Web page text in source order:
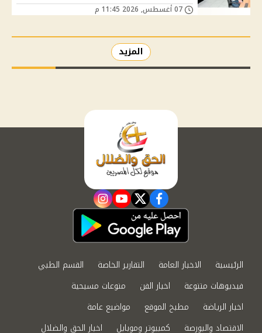
المزيد
facebook
twitter
youtube
instagram
الرئيسية الاخبار العامة التقارير الخاصة
القسم الطبي
فيديوهات متنوعة
اخبار الفن
منوعات مسيحية
اخبار الرياضة
مطبخ الموقع
مواضيع عامة
الاقتصاد والبورصة
كمبيوتر وموبايل اخبار الحق والضلال